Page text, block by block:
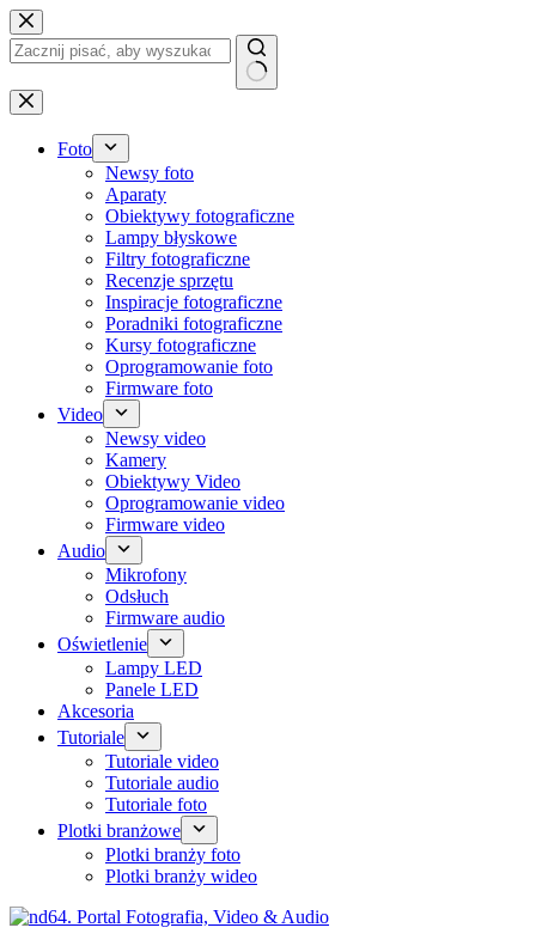
Przejdź
do
treści
Brak
wyników
Foto
Newsy foto
Aparaty
Obiektywy fotograficzne
Lampy błyskowe
Filtry fotograficzne
Recenzje sprzętu
Inspiracje fotograficzne
Poradniki fotograficzne
Kursy fotograficzne
Oprogramowanie foto
Firmware foto
Video
Newsy video
Kamery
Obiektywy Video
Oprogramowanie video
Firmware video
Audio
Mikrofony
Odsłuch
Firmware audio
Oświetlenie
Lampy LED
Panele LED
Akcesoria
Tutoriale
Tutoriale video
Tutoriale audio
Tutoriale foto
Plotki branżowe
Plotki branży foto
Plotki branży wideo